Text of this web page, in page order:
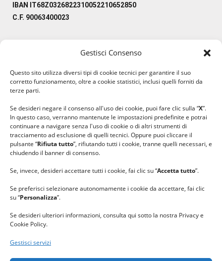
Gestisci Consenso
Questo sito utilizza diversi tipi di cookie tecnici per garantire il suo
corretto funzionamento, oltre a cookie statistici, inclusi quelli forniti da
terze parti.
Se desideri negare il consenso all'uso dei cookie, puoi fare clic sulla “X”.
In questo caso, verranno mantenute le impostazioni predefinite e potrai
continuare a navigare senza l'uso di cookie o di altri strumenti di
tracciamento ad esclusione di quelli tecnici. Oppure puoi cliccare il
pulsante “Rifiuta tutto”, rifiutando tutti i cookie, tranne quelli necessari, e
chiudendo il banner di consenso.
Se, invece, desideri accettare tutti i cookie, fai clic su “Accetta tutto”.
Se preferisci selezionare autonomamente i cookie da accettare, fai clic
su “Personalizza”.
Se desideri ulteriori informazioni, consulta qui sotto la nostra Privacy e
Cookie Policy.
Gestisci servizi
IBAN IT68Z0326822310052210652850
C.F. 90063400023
#lanaterapia
#ilcaloredellempatia